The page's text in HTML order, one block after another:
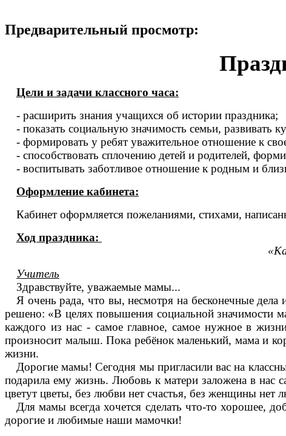
Предварительный просмотр:
Цели и задачи классного часа:
- расширить знания учащихся об истории праздника;
- показать социальную значимость семьи, развивать
- формировать у ребят уважительное отношение к
- способствовать сплочению детей и родителей,
- воспитывать заботливое отношение к родным и
Оформление кабинета:
Кабинет оформляется пожеланиями, стихами,
Ход праздника:
Учитель
Здравствуйте, уважаемые мамы...
Я очень рада, что вы, несмотря на бесконечные
решено: «В целях повышения социальной значимости
каждого из нас - самое главное, самое нужное в
произносит малыш. Пока ребёнок маленький, мама и
жизни.
Дорогие мамы! Сегодня мы пригласили вас на
подарила ему жизнь. Любовь к матери заложена в нас
цветут цветы, без любви нет счастья, без женщины нет
Для мамы всегда хочется сделать что-то хорошее,
дорогие и любимые наши мамочки!